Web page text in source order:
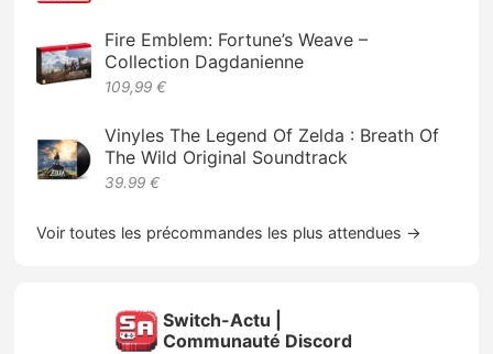
Fire Emblem: Fortune’s Weave –
Collection Dagdanienne
109,99 €
Vinyles The Legend Of Zelda : Breath Of
The Wild Original Soundtrack
39.99 €
Voir toutes les précommandes les plus attendues →
Switch-Actu |
Communauté Discord